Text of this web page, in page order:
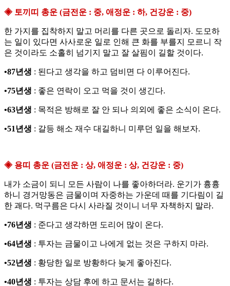
◈ 토끼띠 총운 (금전운 : 중, 애정운 : 하, 건강운 : 중)
한 가지를 집착하지 말고 머리를 다른 곳으로 돌리자. 도모하
는 일이 있다면 사사로운 일로 인해 큰 화를 부를지 모르니 작
은 것이라도 소홀히 넘기지 말고 잘 살핌이 길할 것이다.
•87년생 : 된다고 생각을 하고 덤비면 다 이루어진다.
•75년생 : 좋은 연락이 오고 먹을 것이 생긴다.
•63년생 : 목적은 방해로 잘 안 되나 의외에 좋은 소식이 온다.
•51년생 : 갈등 해소 재수 대길하니 미루던 일을 해보자.
◈ 용띠 총운 (금전운 : 상, 애정운 : 상, 건강운 : 중)
내가 소금이 되니 모든 사람이 나를 좋아하더라. 운기가 흉흉
하니 경거망동은 금물이며 자중하는 가운데 때를 기다림이 길
한 괘다. 먹구름은 다시 사라질 것이니 너무 자책하지 말라.
•76년생 : 준다고 생각하면 도리어 많이 온다.
•64년생 : 투자는 금물이고 나에게 없는 것은 구하지 마라.
•52년생 : 황당한 일로 방황하다 늦게 좋아진다.
•40년생 : 투자는 상담 후에 하고 문서는 길하다.